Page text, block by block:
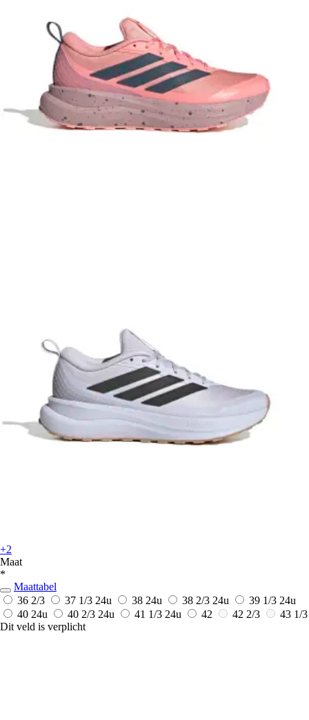
+2
Maat
*
Maattabel
36 2/3
37 1/3 24u 38 24u 38 2/3 24u 39 1/3 24u
40 24u 40 2/3 24u 41 1/3 24u 42 42 2/3
43 1/3
Dit veld is verplicht